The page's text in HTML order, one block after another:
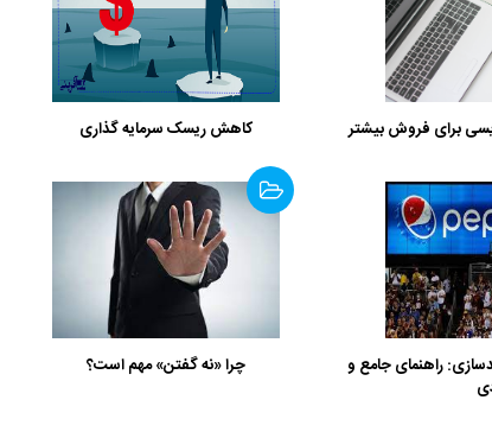
برای فروش بیشتر کاهش ریسک سرمایه گذاری
راهنمای جامع و
چرا «نه گفتن» مهم است؟